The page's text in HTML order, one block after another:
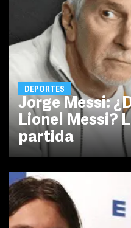
DEPORTES
Jorge Messi:
Lionel Messi?
partida